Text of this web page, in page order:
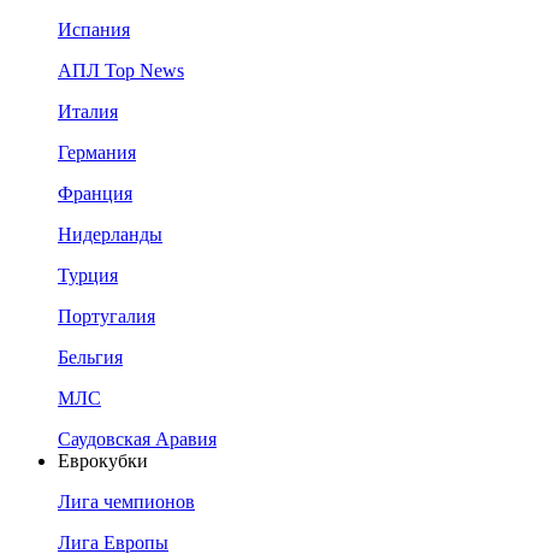
Испания
АПЛ Top News
Италия
Германия
Франция
Нидерланды
Турция
Португалия
Бельгия
МЛС
Саудовская Аравия
Еврокубки
Лига чемпионов
Лига Европы